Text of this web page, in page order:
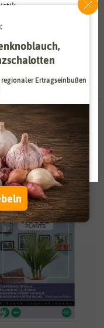
Blickfang.
Ertragseinbußen